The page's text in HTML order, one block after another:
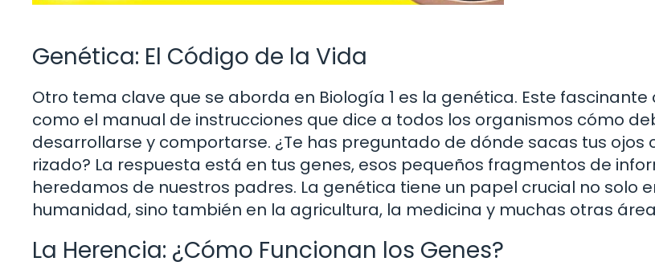
Genética: El Código de la Vida
Otro tema clave que se aborda en Biología 1 es la genética. Este
como el manual de instrucciones que dice a todos los organismos cómo
desarrollarse y comportarse. ¿Te has preguntado de dónde sacas tus ojos
rizado? La respuesta está en tus genes, esos pequeños fragmentos de
heredamos de nuestros padres. La genética tiene un papel crucial no solo
humanidad, sino también en la agricultura, la medicina y muchas otras
La Herencia: ¿Cómo Funcionan los Genes?